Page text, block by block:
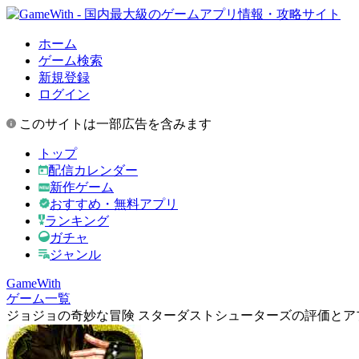
ホーム
ゲーム検索
新規登録
ログイン
このサイトは一部広告を含みます
トップ
配信カレンダー
新作ゲーム
おすすめ・無料アプリ
ランキング
ガチャ
ジャンル
GameWith
ゲーム一覧
ジョジョの奇妙な冒険 スターダストシューターズの評価と